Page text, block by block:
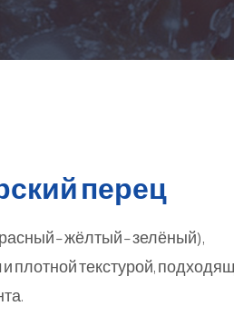
перец
– жёлтый – зелёный),
плотной текстурой,